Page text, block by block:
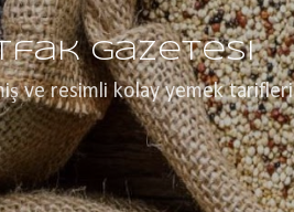
gazetesi
ve resimli kolay yemek tarifleri